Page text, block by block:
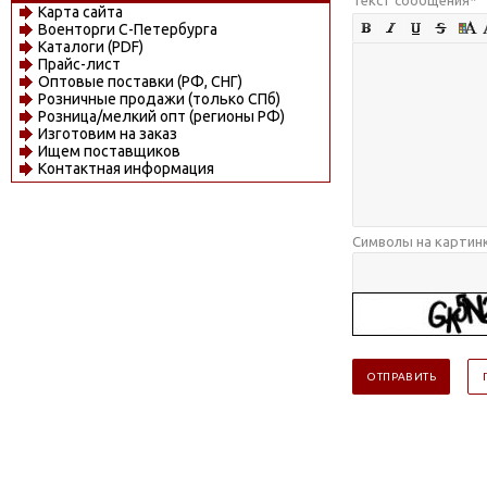
Карта сайта
Военторги С-Петербурга
Каталоги (PDF)
Прайс-лист
Оптовые поставки (РФ, СНГ)
Розничные продажи (только СПб)
Розница/мелкий опт (регионы РФ)
Изготовим на заказ
Ищем поставщиков
Контактная информация
Символы на